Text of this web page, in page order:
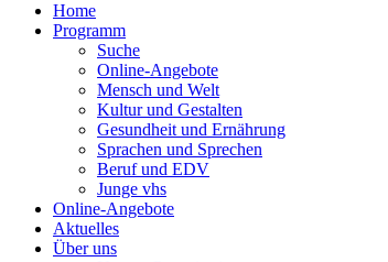
Home
Programm
Suche
Online-Angebote
Mensch und Welt
Kultur und Gestalten
Gesundheit und Ernährung
Sprachen und Sprechen
Beruf und EDV
Junge vhs
Online-Angebote
Aktuelles
Über uns